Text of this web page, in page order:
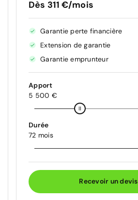
Dès 311 €/mois
Garantie perte financière
Extension de garantie
Garantie emprunteur
Apport
5 500 €
Durée
72 mois
Recevoir un devis